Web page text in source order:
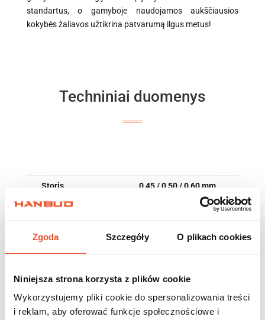
Zgoda Szczegóły O plikach cookies
Niniejsza strona korzysta z plików cookie
Wykorzystujemy pliki cookie do spersonalizowania treści
i reklam, aby oferować funkcje społecznościowe i
standartus, o gamyboje naudojamos aukščiausios
kokybės žaliavos užtikrina patvarumą ilgus metus!
Techniniai duomenys
Storis 0,45 / 0,50 / 0,60 mm
Ilgis 2,6 m / 3,0 m / 4,0 m
Kiekis paletėje 128 szt.